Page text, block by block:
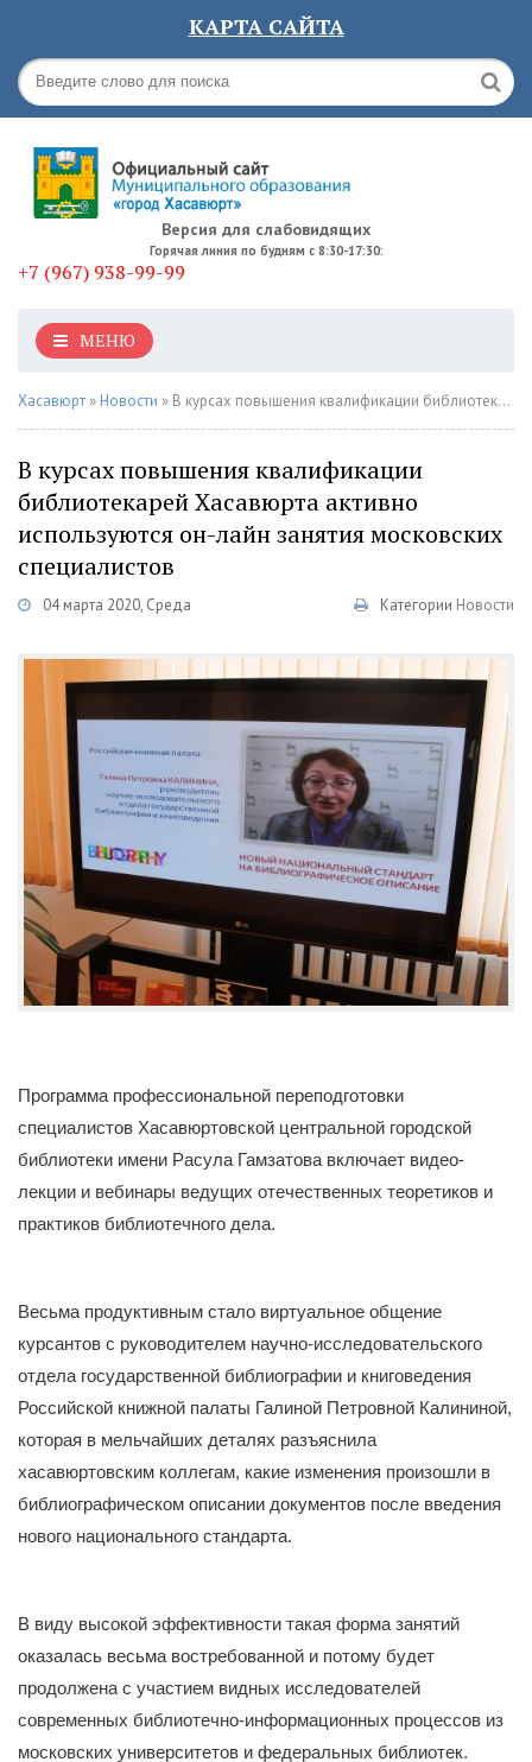
КАРТА САЙТА
Версия для слабовидящих
Горячая линия по будням с 8:30-17:30:
+7 (967) 938-99-99
МЕНЮ
Хасавюрт » Новости » В курсах повышения квалификации библиотекарей Хасавюрта активно используются он-лайн занятия московских специалистов
В курсах повышения квалификации
библиотекарей Хасавюрта активно
используются он-лайн занятия московских
специалистов
04 марта 2020, Среда Категории Новости
Программа профессиональной переподготовки
специалистов Хасавюртовской центральной городской
библиотеки имени Расула Гамзатова включает видео-
лекции и вебинары ведущих отечественных теоретиков и
практиков библиотечного дела.
Весьма продуктивным стало виртуальное общение
курсантов с руководителем научно-исследовательского
отдела государственной библиографии и книговедения
Российской книжной палаты Галиной Петровной Калининой,
которая в мельчайших деталях разъяснила
хасавюртовским коллегам, какие изменения произошли в
библиографическом описании документов после введения
нового национального стандарта.
В виду высокой эффективности такая форма занятий
оказалась весьма востребованной и потому будет
продолжена с участием видных исследователей
современных библиотечно-информационных процессов из
московских университетов и федеральных библиотек.